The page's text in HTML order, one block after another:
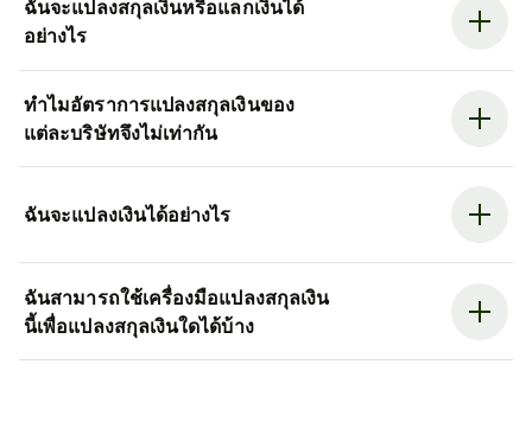
ฉันจะแปลงสกุลเงินหรือแลกเงินได้
อย่างไร
ทำไมอัตราการแปลงสกุลเงินของ
แต่ละบริษัทจึงไม่เท่ากัน
ฉันจะแปลงเงินได้อย่างไร
ฉันสามารถใช้เครื่องมือแปลงสกุลเงิน
นี้เพื่อแปลงสกุลเงินใดได้บ้าง